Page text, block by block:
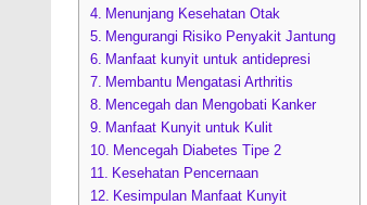
Menunjang Kesehatan Otak
Mengurangi Risiko Penyakit Jantung
Manfaat kunyit untuk antidepresi
Membantu Mengatasi Arthritis
Mencegah dan Mengobati Kanker
Manfaat Kunyit untuk Kulit
Mencegah Diabetes Tipe 2
Kesehatan Pencernaan
Kesimpulan Manfaat Kunyit